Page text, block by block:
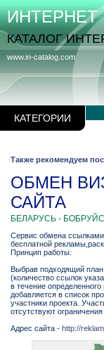
КАТЕГОРИИ
www.in-catalog.com
ИНТЕРНЕТ
КАТАЛОГ
Также рекомендуем
ОБМЕН
САЙТА
БЕЛАРУСЬ -
Сервис обмена
бесплатной
Принцип работы:
Выбрав подходящий
(количество ссылок
в течение
добавляется в список
участники проекта.
отсутствуют
Адрес сайта - http://